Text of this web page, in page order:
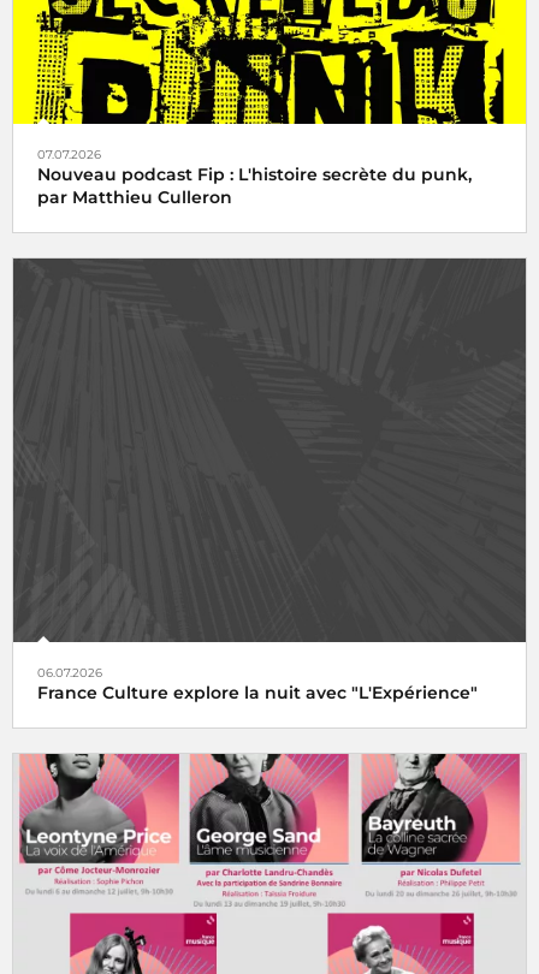
07.07.2026
Nouveau podcast Fip : L'histoire secrète du punk,
par Matthieu Culleron
06.07.2026
France Culture explore la nuit avec "L'Expérience"